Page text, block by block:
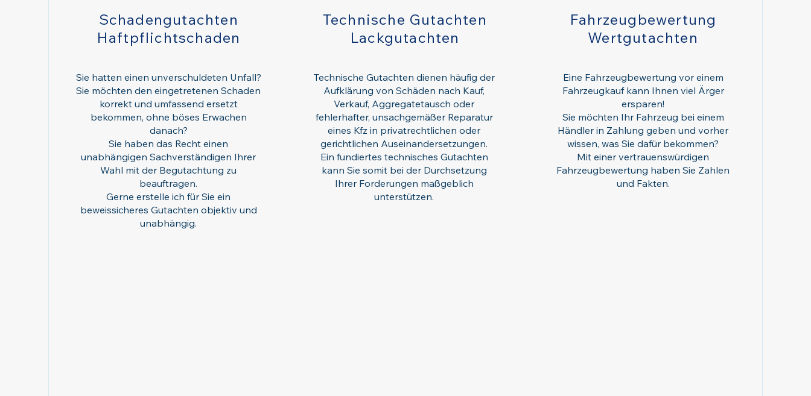
Schadengutachten
Haftpflichtschaden
Sie hatten einen unverschuldeten Unfall?
Sie möchten den eingetretenen Schaden
korrekt und umfassend ersetzt
bekommen, ohne böses Erwachen
danach?
Sie haben das Recht einen
unabhängigen Sachverständigen Ihrer
Wahl mit der Begutachtung zu
beauftragen.
Gerne erstelle ich für Sie ein
beweissicheres Gutachten objektiv und
unabhängig.
Technische Gutachten
Lackgutachten
Technische Gutachten dienen häufig der
Aufklärung von Schäden nach Kauf,
Verkauf, Aggregatetausch oder
fehlerhafter, unsachgemäßer Reparatur
eines Kfz in privatrechtlichen oder
gerichtlichen Auseinandersetzungen.
Ein fundiertes technisches Gutachten
kann Sie somit bei der Durchsetzung
Ihrer Forderungen maßgeblich
unterstützen.
Fahrzeugbewertung
Wertgutachten
Eine Fahrzeugbewertung vor einem
Fahrzeugkauf kann Ihnen viel Ärger
ersparen!
Sie möchten Ihr Fahrzeug bei einem
Händler in Zahlung geben und vorher
wissen, was Sie dafür bekommen?
Mit einer vertrauenswürdigen
Fahrzeugbewertung haben Sie Zahlen
und Fakten.